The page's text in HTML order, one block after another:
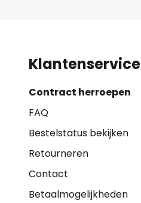
Klantenservice
Contract herroepen
FAQ
Bestelstatus bekijken
Retourneren
Contact
Betaalmogelijkheden